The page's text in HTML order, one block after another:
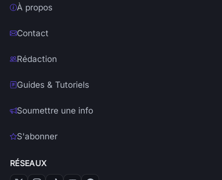
À propos
Contact
Rédaction
Guides & Tutoriels
Soumettre une info
S'abonner
RÉSEAUX